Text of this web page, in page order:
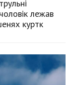
лежав
куртк